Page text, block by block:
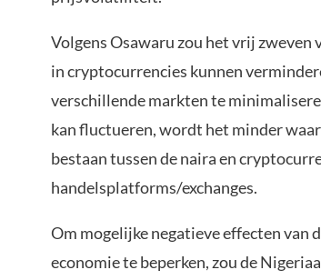
Volgens Osawaru zou het vrij
in cryptocurrencies kunnen
verschillende markten te
kan fluctueren, wordt het minder
bestaan tussen de naira en
handelsplatforms/exchanges.
Om mogelijke negatieve effecten van
economie te beperken, zou de